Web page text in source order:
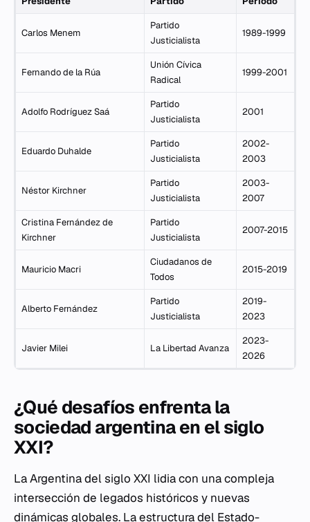
Carlos Menem
Partido
Justicialista
1989-1999
Fernando de la Rúa
Unión Cívica
Radical
1999-2001
Adolfo Rodríguez Saá
Partido
Justicialista
2001
Eduardo Duhalde
Partido
Justicialista
2002-
2003
Néstor Kirchner
Partido
Justicialista
2003-
2007
Cristina Fernández de
Kirchner
Partido
Justicialista
2007-2015
Mauricio Macri
Ciudadanos de
Todos
2015-2019
Alberto Fernández
Partido
Justicialista
2019-
2023
Javier Milei La Libertad Avanza
2023-
2026
¿Qué desafíos enfrenta la
sociedad argentina en el siglo
XXI?
La Argentina del siglo XXI lidia con una compleja
intersección de legados históricos y nuevas
dinámicas globales. La estructura del Estado-